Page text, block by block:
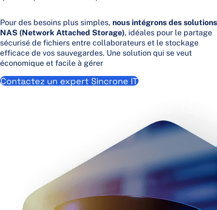
Pour des besoins plus simples, nous intégrons des solutions
NAS (Network Attached Storage), idéales pour le partage
sécurisé de fichiers entre collaborateurs et le stockage
efficace de vos sauvegardes. Une solution qui se veut
économique et facile à gérer
Contactez un expert Sincrone IT